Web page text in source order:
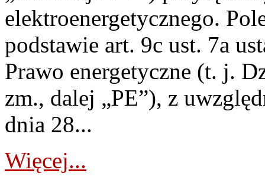
elektroenergetycznego.
podstawie art. 9c ust. 7a
Prawo energetyczne (t. j.
zm., dalej „PE”), z
dnia 28...
Więcej...